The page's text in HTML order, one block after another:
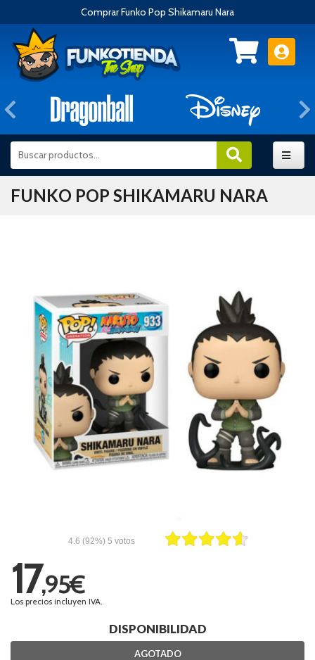
Comprar Funko Pop Shikamaru Nara
Anterior
FUNKO POP SHIKAMARU NARA
4.6 (92%) 5 votos
17,95€
Los precios incluyen IVA.
DISPONIBILIDAD
AGOTADO